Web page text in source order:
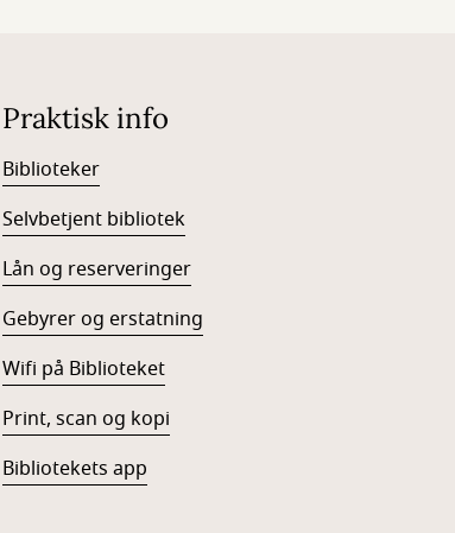
Praktisk info
Biblioteker
Selvbetjent bibliotek
Lån og reserveringer
Gebyrer og erstatning
Wifi på Biblioteket
Print, scan og kopi
Bibliotekets app